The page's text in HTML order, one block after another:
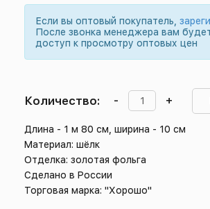
Если вы оптовый покупатель,
После звонка менеджера вам
доступ к просмотру оптовых цен
Количество: - +
Длина - 1 м 80 см, ширина - 10 см
Материал: шёлк
Отделка: золотая фольга
Сделано в России
Торговая марка: "Хорошо"